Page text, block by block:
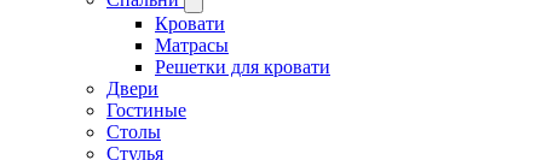
Кровати
Матрасы
Решетки для кровати
Двери
Гостиные
Столы
Стулья